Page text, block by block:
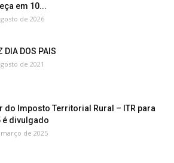
em 10...
de 2026
DIA DOS PAIS
de 2021
do Imposto Territorial Rural – ITR para
é divulgado
de 2025